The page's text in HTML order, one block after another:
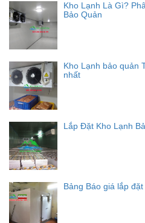
Kho Lạnh Là Gì?
Bảo Quản
Kho Lạnh bảo quản
nhất
Lắp Đặt Kho Lạnh
Bảng Báo giá lắp